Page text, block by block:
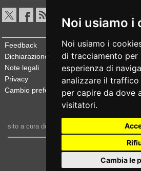
Noi usiamo i
Noi usiamo i
di tracciamento per
esperienza di
analizzare il
per capire da dove
visitatori.
Cambia le
Feedback
Dichiarazione di accessibilità
Note legali
Privacy
Cambio preferenze cookie
sito a cura dell' Ufficio stampa e